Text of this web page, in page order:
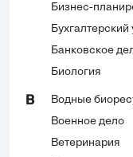
Бизнес-
Бухгалтерский
Банковское
Биология
В
Водные
Военное дело
Ветеринария